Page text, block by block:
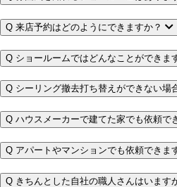
Q 来店予約はどのようにできますか？
Q ショールームではどんなことができま
Q シーリング撤去打ち替えができない場
Q ハウスメーカーで建てた家でも依頼で
Q アパートやマンションでも依頼できま
Q きちんとした自社の職人さんはいます